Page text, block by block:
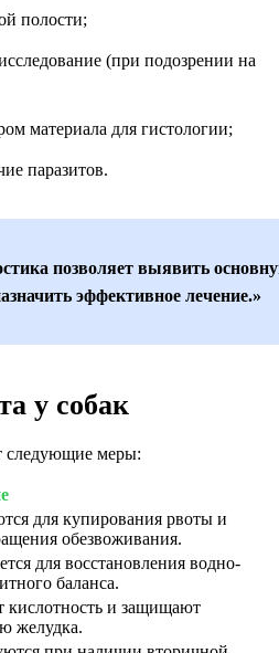
полости;
(при подозрении на
материала для гистологии;
паразитов.
позволяет выявить
эффективное лечение.»
у собак
следующие меры:
для купирования рвоты и
обезвоживания.
для восстановления водно-
баланса.
и защищают
желудка.